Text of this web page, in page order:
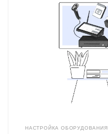
НАСТРОЙКА ОБОРУДОВАНИЯ